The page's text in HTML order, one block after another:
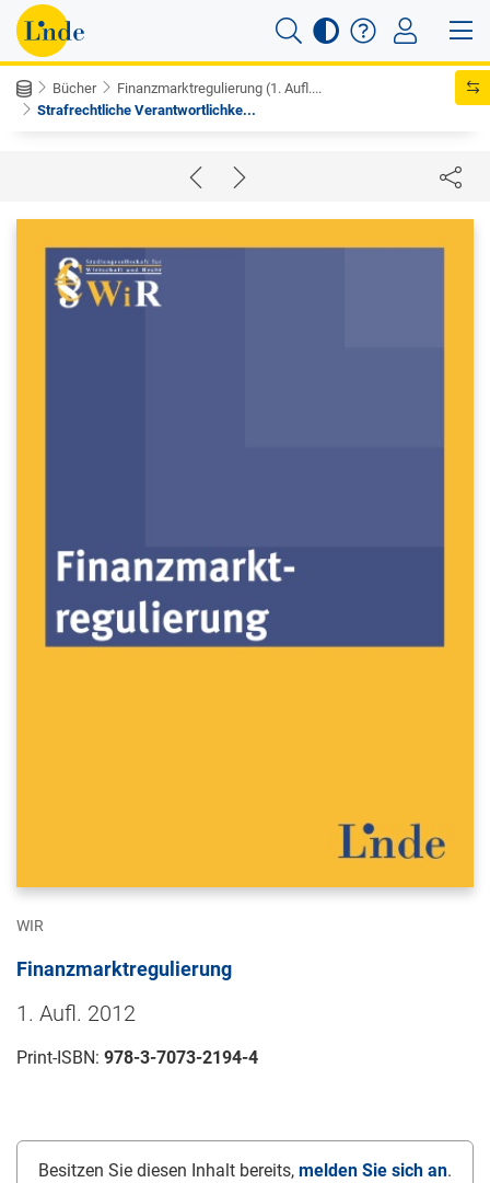
Bücher
Finanzmarktregulierung (1. Aufl....
Strafrechtliche Verantwortlichke...
WIR
Finanzmarktregulierung
1. Aufl. 2012
Print-ISBN: 978-3-7073-2194-4
Besitzen Sie diesen Inhalt bereits, melden Sie sich an.